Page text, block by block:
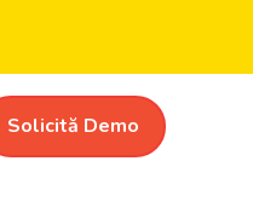
Solicită Demo